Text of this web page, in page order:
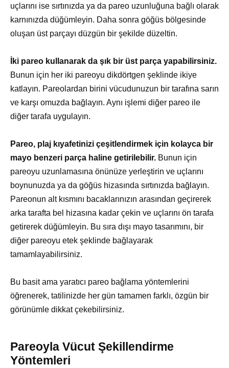
uçlarını ise sırtınızda ya da pareo uzunluğuna bağlı olarak
karnınızda düğümleyin. Daha sonra göğüs bölgesinde
oluşan üst parçayı düzgün bir şekilde düzeltin.
İki pareo kullanarak da şık bir üst parça yapabilirsiniz.
Bunun için her iki pareoyu dikdörtgen şeklinde ikiye
katlayın. Pareolardan birini vücudunuzun bir tarafına sarın
ve karşı omuzda bağlayın. Aynı işlemi diğer pareo ile
diğer tarafa uygulayın.
Pareo, plaj kıyafetinizi çeşitlendirmek için kolayca bir
mayo benzeri parça haline getirilebilir. Bunun için
pareoyu uzunlamasına önünüze yerleştirin ve uçlarını
boynunuzda ya da göğüs hizasında sırtınızda bağlayın.
Pareonun alt kısmını bacaklarınızın arasından geçirerek
arka tarafta bel hizasına kadar çekin ve uçlarını ön tarafa
getirerek düğümleyin. Bu sıra dışı mayo tasarımını, bir
diğer pareoyu etek şeklinde bağlayarak
tamamlayabilirsiniz.
Bu basit ama yaratıcı pareo bağlama yöntemlerini
öğrenerek, tatilinizde her gün tamamen farklı, özgün bir
görünümle dikkat çekebilirsiniz.
Pareoyla Vücut Şekillendirme
Yöntemleri